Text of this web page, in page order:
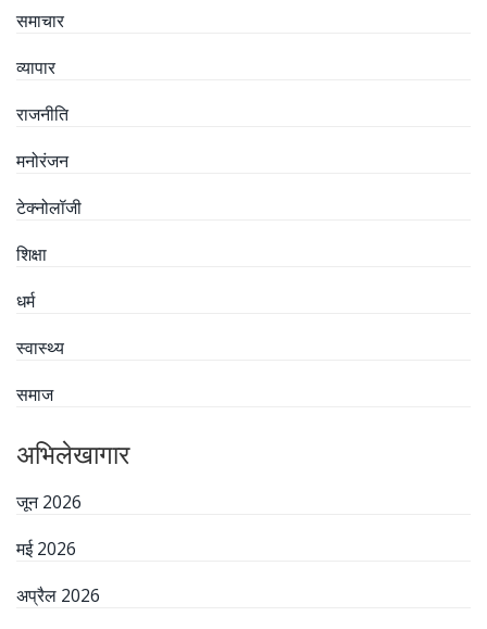
समाचार
व्यापार
राजनीति
मनोरंजन
टेक्नोलॉजी
शिक्षा
धर्म
स्वास्थ्य
समाज
अभिलेखागार
जून 2026
मई 2026
अप्रैल 2026